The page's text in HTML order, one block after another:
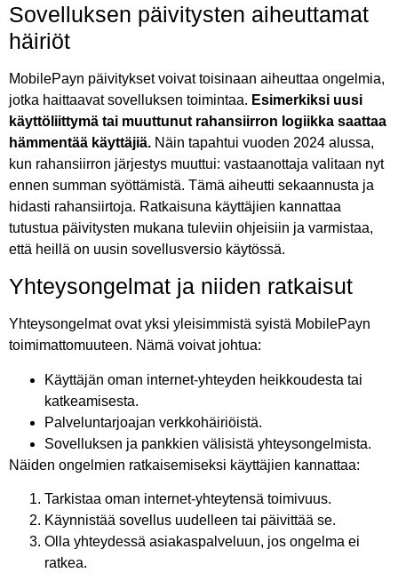
Sovelluksen päivitysten aiheuttamat
häiriöt
MobilePayn päivitykset voivat toisinaan aiheuttaa ongelmia,
jotka haittaavat sovelluksen toimintaa. Esimerkiksi uusi
käyttöliittymä tai muuttunut rahansiirron logiikka saattaa
hämmentää käyttäjiä. Näin tapahtui vuoden 2024 alussa,
kun rahansiirron järjestys muuttui: vastaanottaja valitaan nyt
ennen summan syöttämistä. Tämä aiheutti sekaannusta ja
hidasti rahansiirtoja. Ratkaisuna käyttäjien kannattaa
tutustua päivitysten mukana tuleviin ohjeisiin ja varmistaa,
että heillä on uusin sovellusversio käytössä.
Yhteysongelmat ja niiden ratkaisut
Yhteysongelmat ovat yksi yleisimmistä syistä MobilePayn
toimimattomuuteen. Nämä voivat johtua:
Käyttäjän oman internet-yhteyden heikkoudesta tai
katkeamisesta.
Palveluntarjoajan verkkohäiriöistä.
Sovelluksen ja pankkien välisistä yhteysongelmista.
Näiden ongelmien ratkaisemiseksi käyttäjien kannattaa:
Tarkistaa oman internet-yhteytensä toimivuus.
Käynnistää sovellus uudelleen tai päivittää se.
Olla yhteydessä asiakaspalveluun, jos ongelma ei
ratkea.